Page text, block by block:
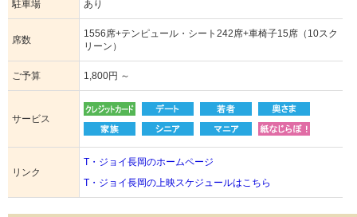
駐車場 あり
席数
1556席+テンピュール・シート242席+車椅子15席（10スク
リーン）
ご予算 1,800円 ～
サービス
リンク
T・ジョイ長岡のホームページ
T・ジョイ長岡の上映スケジュールはこちら